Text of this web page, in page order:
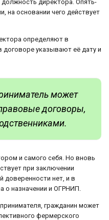
директора. Опять-
на основании чего действует
определяют в
договоре указывают её дату и
может
договоры,
и самого себя. Но вновь
при заключении
доверенности нет, и в
о назначении и ОГРНИП.
гражданин может
фермерского